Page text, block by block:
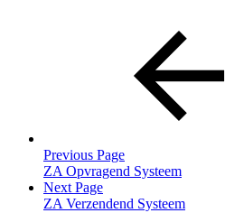
Previous Page
ZA Opvragend Systeem
Next Page
ZA Verzendend Systeem